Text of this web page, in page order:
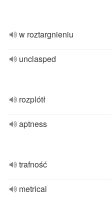
w roztargnieniu
unclasped
rozplótł
aptness
trafność
metrical